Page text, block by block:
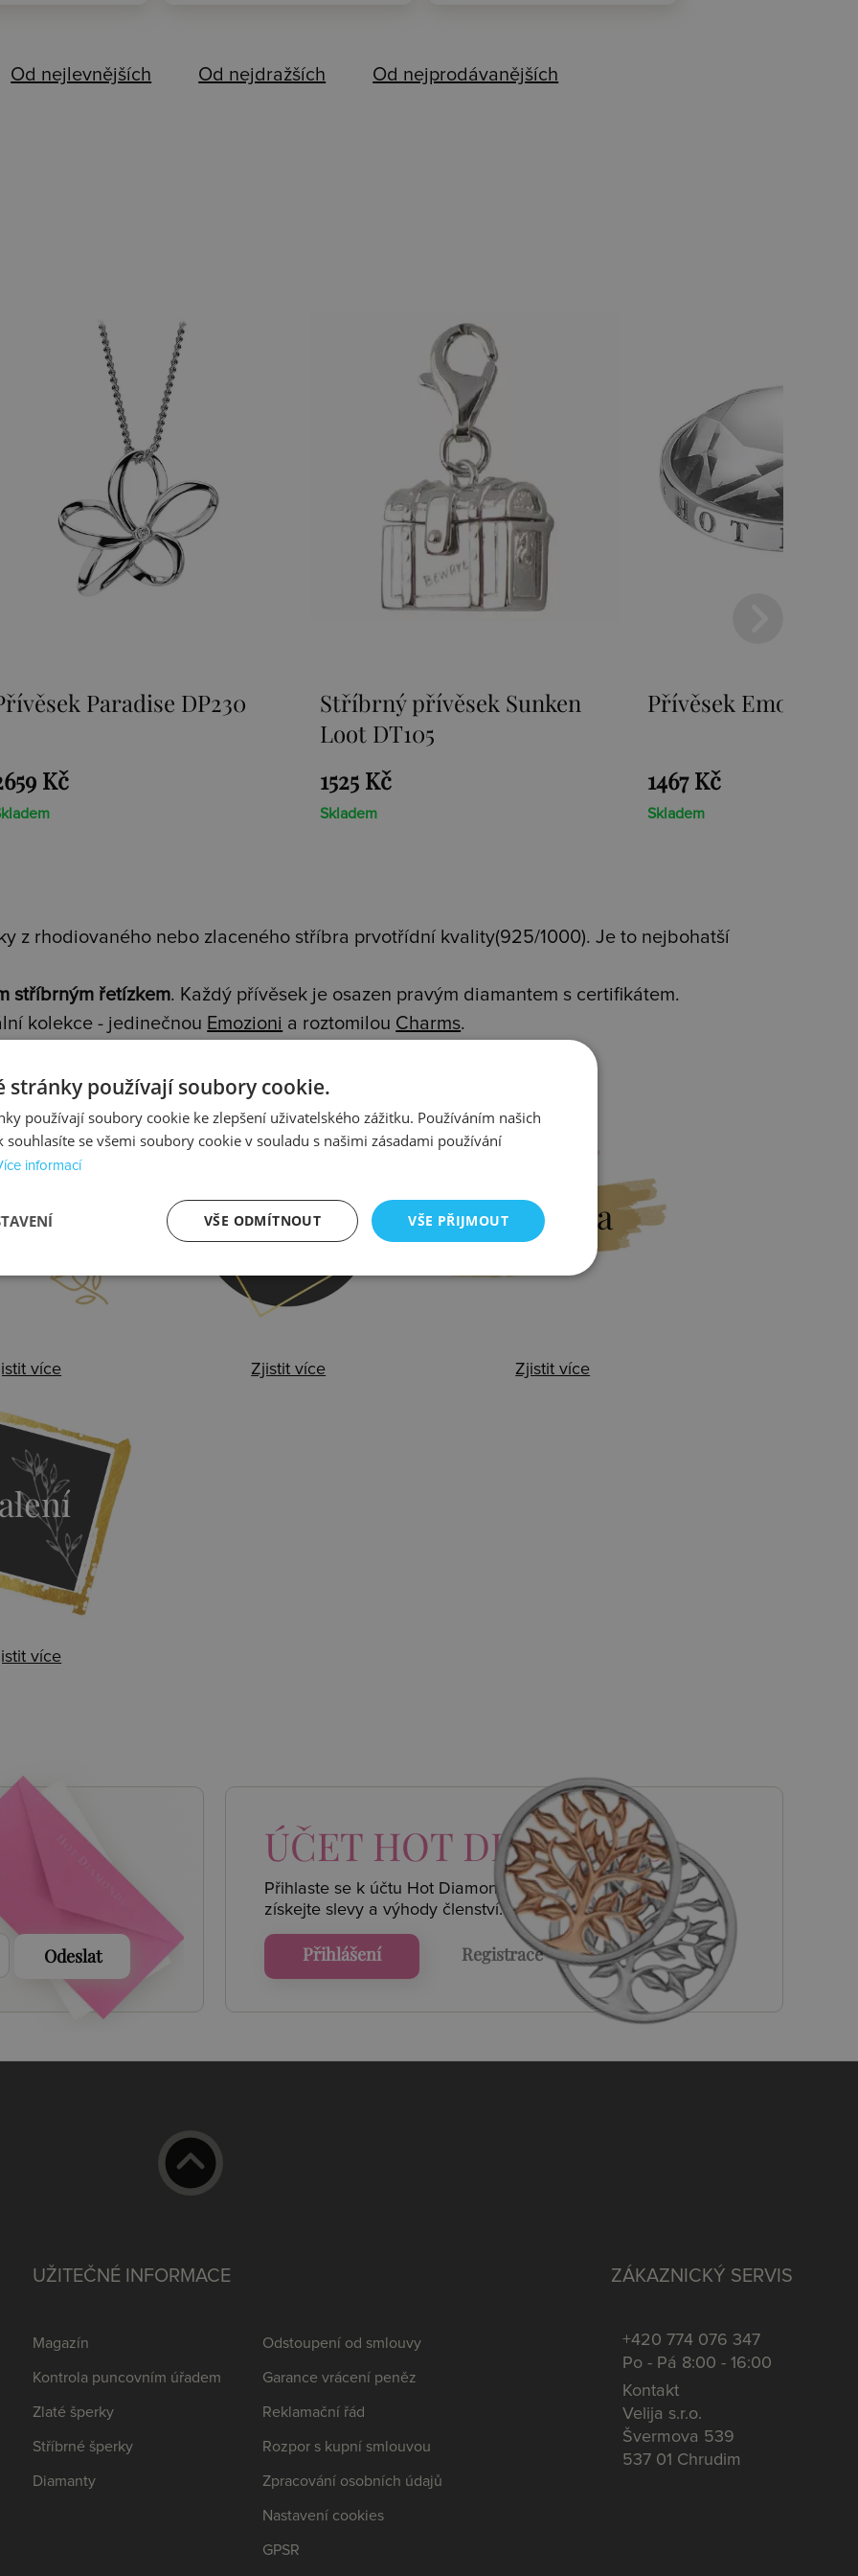
Od nejlevnějších Od nejdražších Od nejprodávanějších
přívěsek Sunken
Kč
Přívěsek Emozioni Ice Coin
1467 Kč
Skladem
Přívěsek Emozioni
1467 Kč
Skladem
z rhodiovaného nebo zlaceného stříbra prvotřídní kvality(925/1000). Je to nejbohatší
stříbrným řetízkem. Každý přívěsek je osazen pravým diamantem s certifikátem.
kolekce - jedinečnou Emozioni a roztomilou Charms.
více
Kontrola
Zjistit více
Výměna
Zjistit více
více
Odeslat
ÚČET HOT DIAMONDS
Přihlaste se k účtu Hot Diamonds a
získejte slevy a výhody členství.
Přihlášení Registrace
ZÁKAZNICKÝ SERVIS
+420 774 076 347
Po - Pá 8:00 - 16:00
Kontakt
Velija s.r.o.
Švermova 539
537 01 Chrudim
UŽITEČNÉ INFORMACE
Magazín
Kontrola puncovním úřadem
Zlaté šperky
Stříbrné šperky
Diamanty
Odstoupení od smlouvy
Garance vrácení peněz
Reklamační řád
Rozpor s kupní smlouvou
Zpracování osobních údajů
Nastavení cookies
GPSR
stránky používají soubory cookie.
používají soubory cookie ke zlepšení uživatelského zážitku. Používáním našich
souhlasíte se všemi soubory cookie v souladu s našimi zásadami používání
informací
VŠE PŘIJMOUT
VŠE ODMÍTNOUT